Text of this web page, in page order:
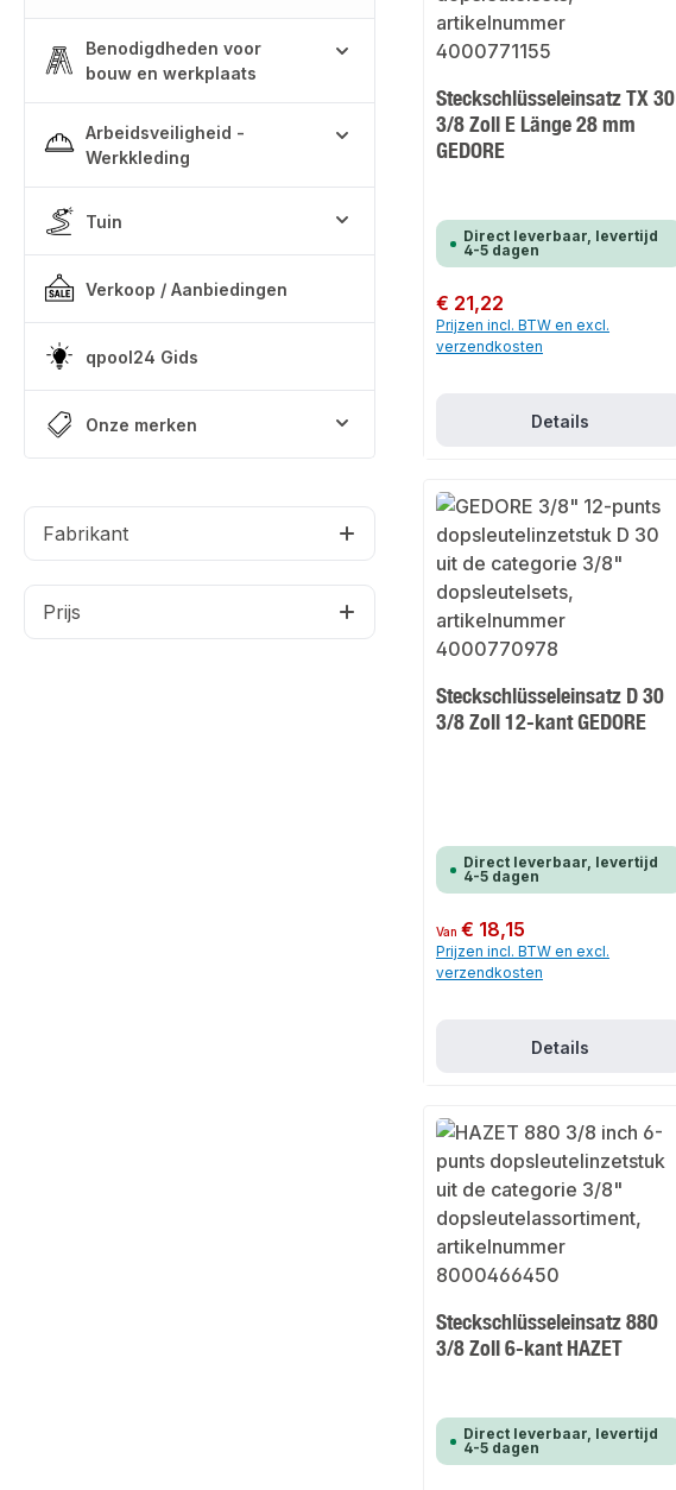
Benodigdheden voor
bouw en werkplaats
Arbeidsveiligheid -
Werkkleding
Tuin
Verkoop / Aanbiedingen
qpool24 Gids
Onze merken
Fabrikant
Prijs
Steckschlüsseleinsatz TX 30
3/8 Zoll E Länge 28 mm
GEDORE
Direct leverbaar, levertijd
4-5 dagen
Normale prijs:
€ 21,22
Prijzen incl. BTW en excl.
verzendkosten
Details
Steckschlüsseleinsatz D 30
3/8 Zoll 12-kant GEDORE
Direct leverbaar, levertijd
4-5 dagen
Normale prijs:
Van€ 18,15
Prijzen incl. BTW en excl.
verzendkosten
Details
Steckschlüsseleinsatz 880
3/8 Zoll 6-kant HAZET
Direct leverbaar, levertijd
4-5 dagen